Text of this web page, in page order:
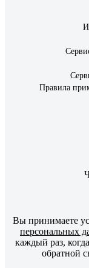
Правила
Вы принимаете
персональных
каждый раз,
обратной